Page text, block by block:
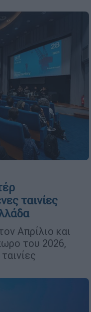
ταινίες
Απρίλιο και
του 2026,